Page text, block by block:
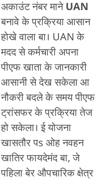
अकाउंट नंबर मानेUAN
बनावे के प्रक्रिया आसान
होखे वाला बा। UAN के
मदद से कर्मचारी अपना
पीएफ खाता के जानकारी
आसानी से देख सकेला आ
नौकरी बदले के समय पीएफ
ट्रांसफर के प्रक्रिया तेज
हो सकेला। ई योजना
खासतौर पs ओह नवहन
खातिर फायदेमंद बा, जे
पहिला बेर औपचारिक क्षेत्र